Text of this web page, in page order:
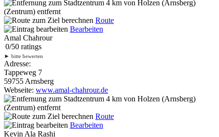
4 km von Holzen (Arnsberg)
(Zentrum) entfernt
Route
Bearbeiten
Amal Chahrour
0/50 ratings
► bitte bewerten
Adresse:
Tappeweg 7
59755 Arnsberg
Webseite: www.amal-chahrour.de
4 km von Holzen (Arnsberg)
(Zentrum) entfernt
Route
Bearbeiten
Kevin Ala Rashi